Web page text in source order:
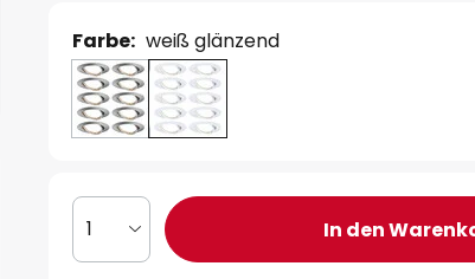
Farbe: weiß glänzend
1 In den